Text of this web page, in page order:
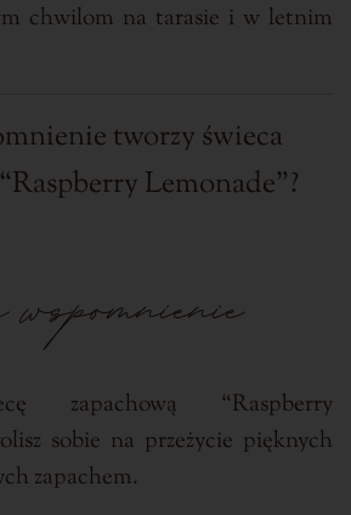
chwilom na tarasie i w letnim
tworzy świeca
Lemonade”?
wspomnienie
zapachową “Raspberry
sobie na przeżycie pięknych
zapachem.